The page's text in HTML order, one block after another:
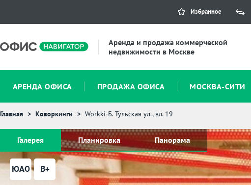
Избранное
Аренда и продажа коммерческой
недвижимости в Москве
АРЕНДА ОФИСА ПРОДАЖА ОФИСА МОСКВА-СИТИ
Главная Коворкинги Workki-Б. Тульская ул., вл. 19
Галерея Планировка Панорама
ЮАО B+